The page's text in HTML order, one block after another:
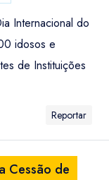
Internacional do
idosos e
de Instituições
Reportar
Cessão de